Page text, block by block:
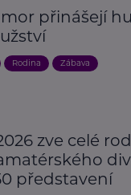
přinášejí
Rodina Zábava
zve celé
představení